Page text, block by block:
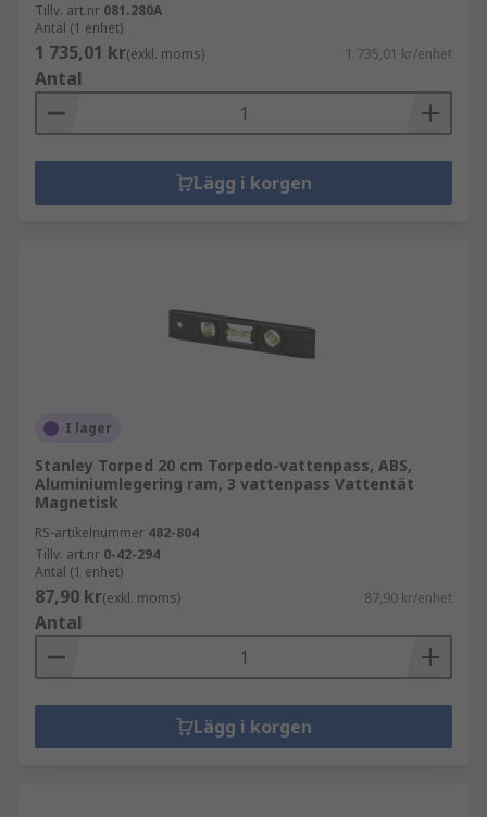
Tillv. art.nr 081.280A
Antal (1 enhet)
1 735,01 kr(exkl. moms) 1 735,01 kr/enhet
Antal
Lägg i korgen
I lager
Stanley Torped 20 cm Torpedo-vattenpass, ABS,
Aluminiumlegering ram, 3 vattenpass Vattentät
Magnetisk
RS-artikelnummer 482-804
Tillv. art.nr 0-42-294
Antal (1 enhet)
87,90 kr(exkl. moms) 87,90 kr/enhet
Antal
Lägg i korgen